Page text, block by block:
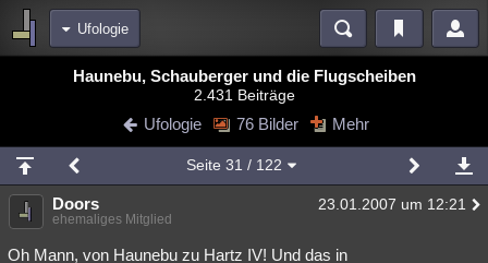
Ufologie
Blogs Videos
Chat Wiki Neuigkeiten
meine Rubriken
Menschen Mystery Kriminalfälle
Spiritualität Verschwörungen Technologie
Haunebu, Schauberger und die Flugscheiben
2.431 Beiträge
Ufologie 76 Bilder Mehr
Seite 31 / 122
Doors 23.01.2007 um 12:21
ehemaliges Mitglied
Oh Mann, von Haunebu zu Hartz IV! Und das in